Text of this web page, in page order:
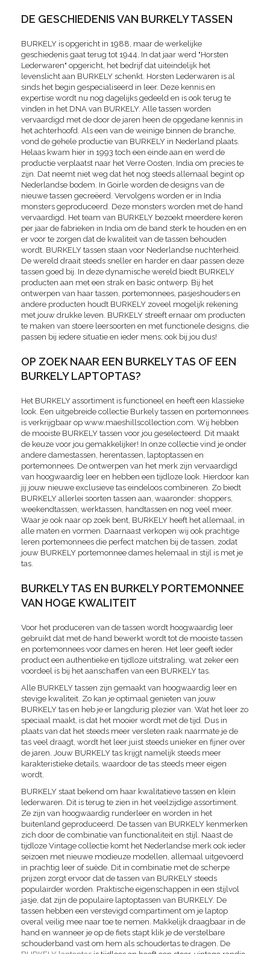
DE GESCHIEDENIS VAN BURKELY TASSEN
BURKELY is opgericht in 1988, maar de werkelijke
geschiedenis gaat terug tot 1944. In dat jaar werd "Horsten
Lederwaren" opgericht, het bedrijf dat uiteindelijk het
levenslicht aan BURKELY schenkt. Horsten Lederwaren is al
sinds het begin gespecialiseerd in leer. Deze kennis en
expertise wordt nu nog dagelijks gedeeld en is ook terug te
vinden in het DNA van BURKELY. Alle tassen worden
vervaardigd met de door de jaren heen de opgedane kennis in
het achterhoofd. Als een van de weinige binnen de branche,
vond de gehele productie van BURKELY in Nederland plaats.
Helaas kwam hier in 1993 toch een einde aan en werd de
productie verplaatst naar het Verre Oosten, India om precies te
zijn. Dat neemt niet weg dat het nog steeds allemaal begint op
Nederlandse bodem. In Goirle worden de designs van de
nieuwe tassen gecreëerd. Vervolgens worden er in India
monsters geproduceerd. Deze monsters worden met de hand
vervaardigd. Het team van BURKELY bezoekt meerdere keren
per jaar de fabrieken in India om de band sterk te houden en en
er voor te zorgen dat de kwaliteit van de tassen behouden
wordt. BURKELY tassen staan voor Nederlandse nuchterheid.
De wereld draait steeds sneller en harder en daar passen deze
tassen goed bij. In deze dynamische wereld biedt BURKELY
producten aan met een strak en basic ontwerp. Bij het
ontwerpen van haar tassen, portemonnees, pasjeshouders en
andere producten houdt BURKELY zoveel mogelijk rekening
met jouw drukke leven. BURKELY streeft ernaar om producten
te maken van stoere leersoorten en met functionele designs, die
passen bij iedere situatie en ieder mens; ook bij jou dus!
OP ZOEK NAAR EEN BURKELY TAS OF EEN
BURKELY LAPTOPTAS?
Het BURKELY assortiment is functioneel en heeft een klassieke
look. Een uitgebreide collectie Burkely tassen en portemonnees
is verkrijgbaar op www.maeshillscollection.com. Wij hebben
de mooiste BURKELY tassen voor jou geselecteerd. Dit maakt
de keuze voor jou gemakkelijker! In onze collectie vind je onder
andere damestassen, herentassen, laptoptassen en
portemonnees. De ontwerpen van het merk zijn vervaardigd
van hoogwaardig leer en hebben een tijdloze look. Hierdoor kan
jij jouw nieuwe exclusieve tas eindeloos combineren. Zo biedt
BURKELY allerlei soorten tassen aan, waaronder: shoppers,
weekendtassen, werktassen, handtassen en nog veel meer.
Waar je ook naar op zoek bent, BURKELY heeft het allemaal, in
alle maten en vormen. Daarnaast verkopen wij ook prachtige
leren portemonnees die perfect matchen bij de tassen, zodat
jouw BURKELY portemonnee dames helemaal in stijl is met je
tas.
BURKELY TAS EN BURKELY PORTEMONNEE
VAN HOGE KWALITEIT
Voor het produceren van de tassen wordt hoogwaardig leer
gebruikt dat met de hand bewerkt wordt tot de mooiste tassen
en portemonnees voor dames en heren. Het leer geeft ieder
product een authentieke en tijdloze uitstraling, wat zeker een
voordeel is bij het aanschaffen van een BURKELY tas.
Alle BURKELY tassen zijn gemaakt van hoogwaardig leer en
stevige kwaliteit. Zo kan je optimaal genieten van jouw
BURKELY tas en heb je er langdurig plezier van. Wat het leer zo
speciaal maakt, is dat het mooier wordt met de tijd. Dus in
plaats van dat het steeds meer versleten raak naarmate je de
tas veel draagt, wordt het leer juist steeds unieker en fijner over
de jaren. Jouw BURKELY tas krijgt namelijk steeds meer
karakteristieke details, waardoor de tas steeds meer eigen
wordt.
BURKELY staat bekend om haar kwalitatieve tassen en klein
lederwaren. Dit is terug te zien in het veelzijdige assortiment.
Ze zijn van hoogwaardig runderleer en worden in het
buitenland geproduceerd. De tassen van BURKELY kenmerken
zich door de combinatie van functionaliteit en stijl. Naast de
tijdloze Vintage collectie komt het Nederlandse merk ook ieder
seizoen met nieuwe modieuze modellen, allemaal uitgevoerd
in prachtig leer of suède. Dit in combinatie met de scherpe
prijzen zorgt ervoor dat de tassen van BURKELY steeds
populairder worden. Praktische eigenschappen in een stijlvol
jasje, dat zijn de populaire laptoptassen van BURKELY. De
tassen hebben een verstevigd compartiment om je laptop
overal veilig mee naar toe te nemen. Makkelijk draagbaar in de
hand en wanneer je op de fiets stapt klik je de verstelbare
schouderband vast om hem als schoudertas te dragen. De